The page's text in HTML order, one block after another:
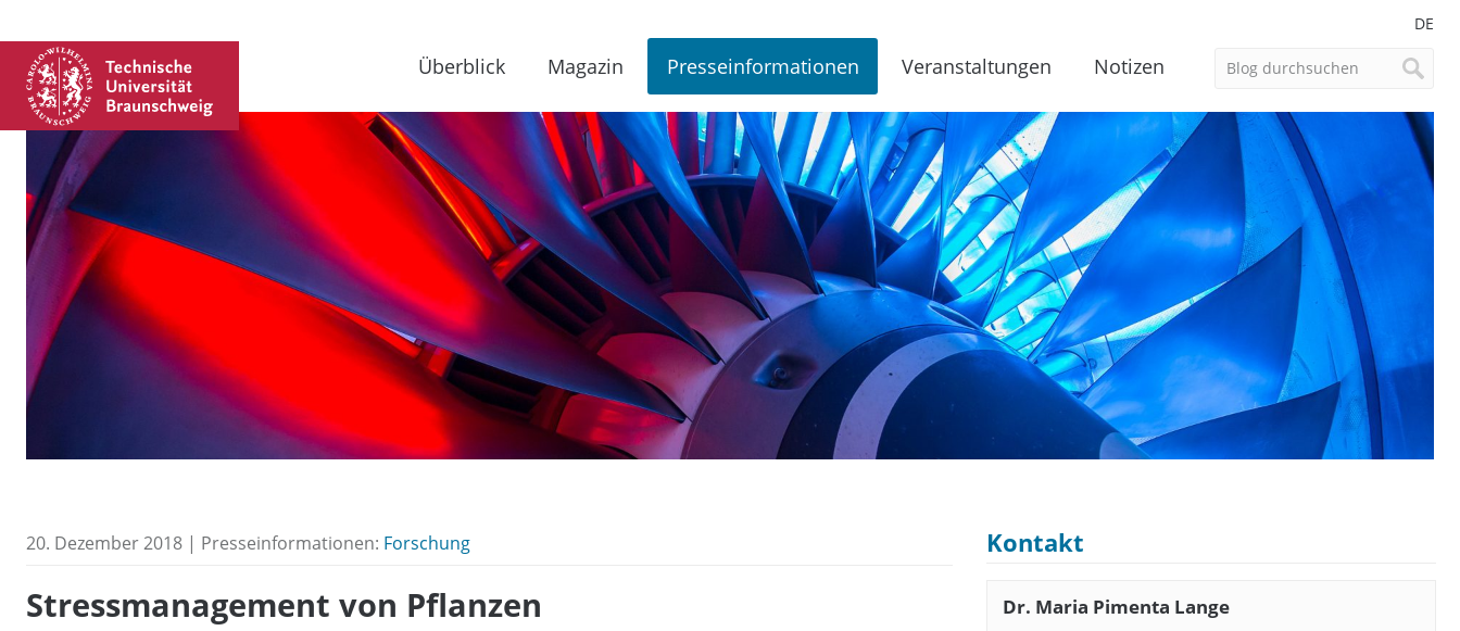
DE
Überblick Magazin Presseinformationen Veranstaltungen Notizen
20. Dezember 2018 | Presseinformationen: Forschung
Stressmanagement von Pflanzen
Kontakt
Dr. Maria Pimenta Lange